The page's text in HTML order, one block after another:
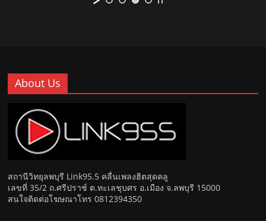
About Us
สถานีวิทยุลพบุรี Link95.5 คลื่นเพลงฮิตสุดคลู
เลขที่ 35/2 ถ.ศรีปราช์ ต.ทะเลชุบศร อ.เมือง จ.ลพบุรี 15000
สนใจติดต่อโฆษณาโทร 0812394350